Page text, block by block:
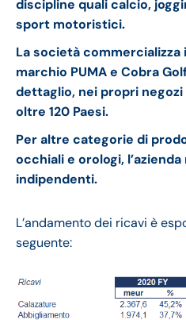
discipline quali calcio,
sport motoristici.
La società
marchio PUMA e Cobra
dettaglio, nei propri negozi
oltre 120 Paesi.
Per altre categorie di
occhiali e orologi,
indipendenti.
L’andamento dei ricavi è
seguente: